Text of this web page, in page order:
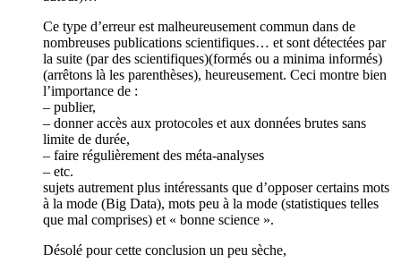
Ce type d’erreur est malheureusement commun dans de
nombreuses publications scientifiques… et sont détectées par
la suite (par des scientifiques)(formés ou a minima informés)
(arrêtons là les parenthèses), heureusement. Ceci montre bien
l’importance de :
– publier,
– donner accès aux protocoles et aux données brutes sans
limite de durée,
– faire régulièrement des méta-analyses
– etc.
sujets autrement plus intéressants que d’opposer certains mots
à la mode (Big Data), mots peu à la mode (statistiques telles
que mal comprises) et « bonne science ».
Désolé pour cette conclusion un peu sèche,